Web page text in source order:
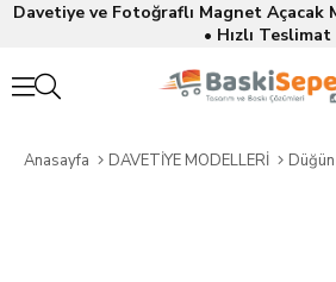
Davetiye ve Fotoğraflı Magnet Açacak
• Hızlı Teslimat
Anasayfa DAVETİYE MODELLERİ